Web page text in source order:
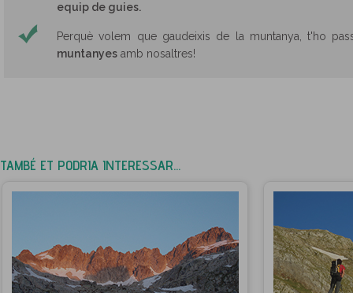
equip de guies.
Perquè volem que gaudeixis de la muntanya, t'ho
muntanyes amb nosaltres!
TAMBÉ ET PODRIA INTERESSAR...